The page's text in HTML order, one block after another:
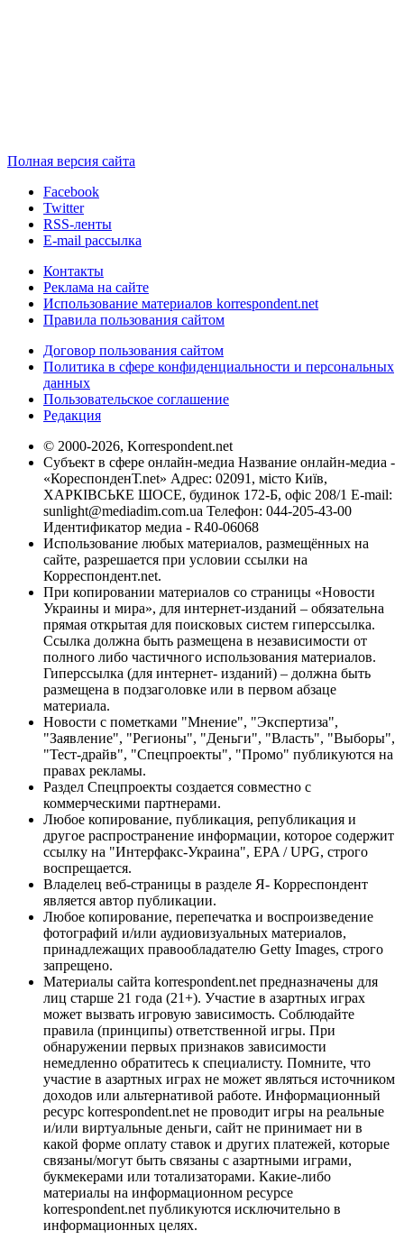
Полная версия сайта
Facebook
Twitter
RSS-ленты
E-mail рассылка
Контакты
Реклама на сайте
Использование материалов korrespondent.net
Правила пользования сайтом
Договор пользования сайтом
Политика в сфере конфиденциальности и персональных
данных
Пользовательское соглашение
Редакция
© 2000-2026, Korrespondent.net
Субъект в сфере онлайн-медиа Название онлайн-медиа -
«КореспонденТ.net» Адрес: 02091, місто Київ,
ХАРКІВСЬКЕ ШОСЕ, будинок 172-Б, офіс 208/1 E-mail:
sunlight@mediadim.com.ua Телефон: 044-205-43-00
Идентификатор медиа - R40-06068
Использование любых материалов, размещённых на
сайте, разрешается при условии ссылки на
Корреспондент.net.
При копировании материалов со страницы «Новости
Украины и мира», для интернет-изданий – обязательна
прямая открытая для поисковых систем гиперссылка.
Ссылка должна быть размещена в независимости от
полного либо частичного использования материалов.
Гиперссылка (для интернет- изданий) – должна быть
размещена в подзаголовке или в первом абзаце
материала.
Новости с пометками "Мнение", "Экспертиза",
"Заявление", "Регионы", "Деньги", "Власть", "Выборы",
"Тест-драйв", "Спецпроекты", "Промо" публикуются на
правах рекламы.
Раздел Спецпроекты создается совместно с
коммерческими партнерами.
Любое копирование, публикация, републикация и
другое распространение информации, которое содержит
ссылку на "Интерфакс-Украина", EPA / UPG, строго
воспрещается.
Владелец веб-страницы в разделе Я- Корреспондент
является автор публикации.
Любое копирование, перепечатка и воспроизведение
фотографий и/или аудиовизуальных материалов,
принадлежащих правообладателю Getty Images, строго
запрещено.
Материалы сайта korrespondent.net предназначены для
лиц старше 21 года (21+). Участие в азартных играх
может вызвать игровую зависимость. Соблюдайте
правила (принципы) ответственной игры. При
обнаружении первых признаков зависимости
немедленно обратитесь к специалисту. Помните, что
участие в азартных играх не может являться источником
доходов или альтернативой работе. Информационный
ресурс korrespondent.net не проводит игры на реальные
и/или виртуальные деньги, сайт не принимает ни в
какой форме оплату ставок и других платежей, которые
связаны/могут быть связаны с азартными играми,
букмекерами или тотализаторами. Какие-либо
материалы на информационном ресурсе
korrespondent.net публикуются исключительно в
информационных целях.